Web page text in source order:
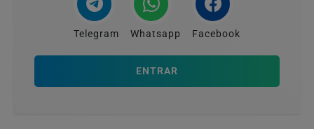
Telegram Whatsapp Facebook
ENTRAR